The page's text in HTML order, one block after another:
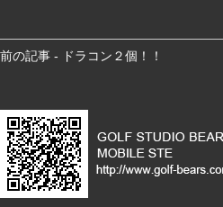
前
記
事
へ
の
リ
前の記事 - ドラコン２個！！